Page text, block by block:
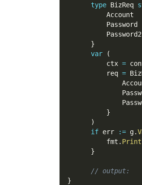
type BizReq
          Account
          Password
          Password2
}
var
(
          ctx
=
          req
=
}
)
if err := g.
          fmt
.
}
// output:
}